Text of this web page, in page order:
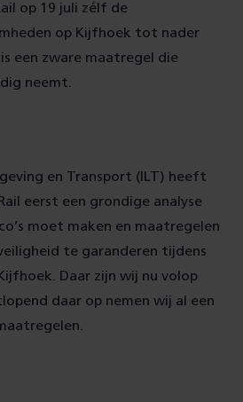
op 19 juli zélf de
op Kijfhoek tot nader
een zware maatregel die
neemt.
en Transport (ILT) heeft
eerst een grondige analyse
moet maken en maatregelen
te garanderen tijdens
Daar zijn wij nu volop
daar op nemen wij al een